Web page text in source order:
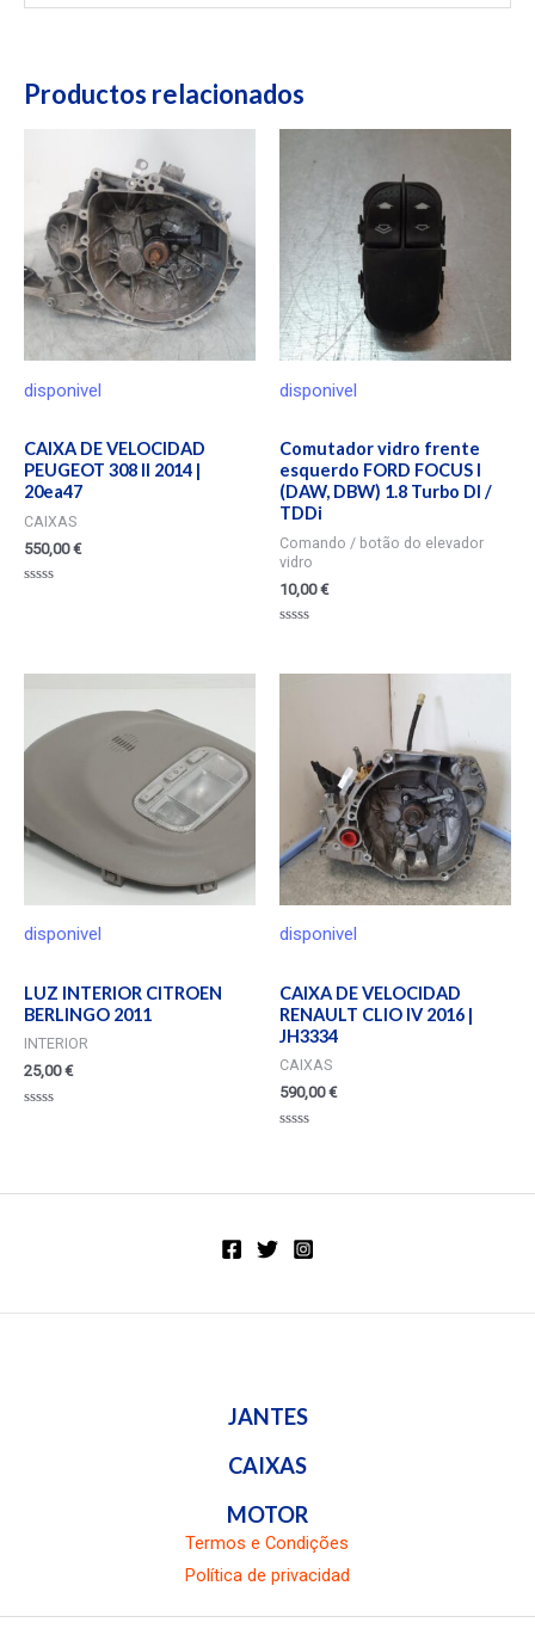
Productos relacionados
disponivel
CAIXA DE VELOCIDAD
PEUGEOT 308 II 2014 |
20ea47
CAIXAS
550,00€
disponivel
Comutador vidro frente
esquerdo FORD FOCUS I
(DAW, DBW) 1.8 Turbo DI /
TDDi
Comando / botão do elevador
vidro
10,00€
disponivel
LUZ INTERIOR CITROEN
BERLINGO 2011
INTERIOR
25,00€
disponivel
CAIXA DE VELOCIDAD
RENAULT CLIO IV 2016 |
JH3334
CAIXAS
590,00€
5
JANTES
CAIXAS
MOTOR
Termos e Condições
Política de privacidad